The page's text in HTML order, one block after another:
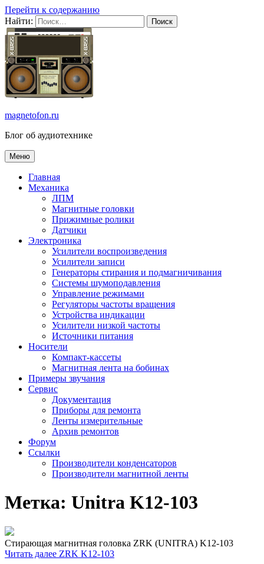
Перейти к содержанию
Найти:
magnetofon.ru
Блог об аудиотехнике
Меню
Главная
Механика
ЛПМ
Магнитные головки
Прижимные ролики
Датчики
Электроника
Усилители воспроизведения
Усилители записи
Генераторы стирания и подмагничивания
Системы шумоподавления
Управление режимами
Регуляторы частоты вращения
Устройства индикации
Усилители низкой частоты
Источники питания
Носители
Компакт-кассеты
Магнитная лента на бобинах
Примеры звучания
Сервис
Документация
Приборы для ремонта
Ленты измерительные
Архив ремонтов
Форум
Ссылки
Производители конденсаторов
Производители магнитной ленты
Метка: Unitra K12-103
Стирающая магнитная головка ZRK (UNITRA) K12-103
Читать далее ZRK K12-103